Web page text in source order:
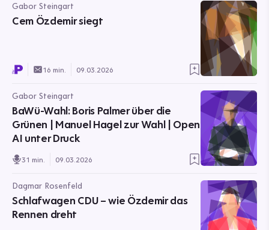
Gabor Steingart
Cem Özdemir siegt
16 min. 09.03.2026
Gabor Steingart
BaWü-Wahl: Boris Palmer über die
Grünen | Manuel Hagel zur Wahl | Open
AI unter Druck
31 min. 09.03.2026
Dagmar Rosenfeld
Schlafwagen CDU – wie Özdemir das
Rennen dreht